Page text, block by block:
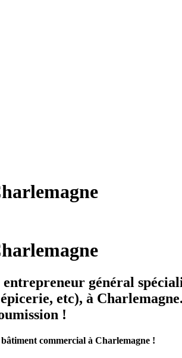
général
etc), à
!
commercial à Charlemagne !